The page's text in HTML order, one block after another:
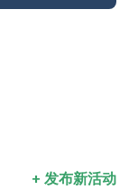
+ 发布新活动